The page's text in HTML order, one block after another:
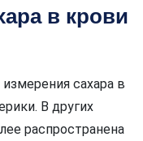
в крови
сахара в
В других
распространена